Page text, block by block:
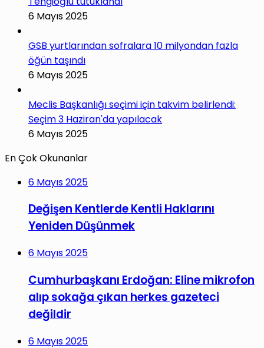
6 Mayıs 2025
GSB yurtlarından sofralara 10 milyondan fazla
öğün taşındı
6 Mayıs 2025
Meclis Başkanlığı seçimi için takvim belirlendi:
Seçim 3 Haziran'da yapılacak
6 Mayıs 2025
En Çok Okunanlar
6 Mayıs 2025
Değişen Kentlerde Kentli Haklarını
Yeniden Düşünmek
6 Mayıs 2025
Cumhurbaşkanı Erdoğan: Eline mikrofon
alıp sokağa çıkan herkes gazeteci
değildir
6 Mayıs 2025